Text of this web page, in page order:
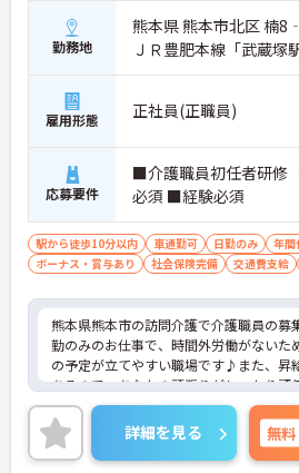
勤務地
熊本県 熊本市北区 楠
ＪＲ豊肥本線「武蔵塚
雇用形態 正社員(正職員)
応募要件
■介護職員初任者研修
必須 ■経験必須
駅から徒歩10分以内 車通勤可 日勤のみ 年間
ボーナス・賞与あり
社会保険完備 交通費支給
熊本県熊本市の訪問介護で介護職員の募
勤のみのお仕事で、時間外労働がないた
の予定が立てやすい職場です♪また、昇
あるので、あなたの頑張りがしっかり評
◎ご興味のある方は、面接ポイントをお
ので、お気軽にご連絡ください。
詳細を見る 無料